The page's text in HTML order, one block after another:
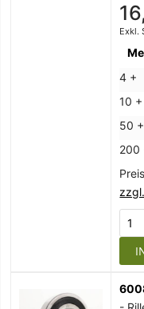
4 +
10 +
50 +
200